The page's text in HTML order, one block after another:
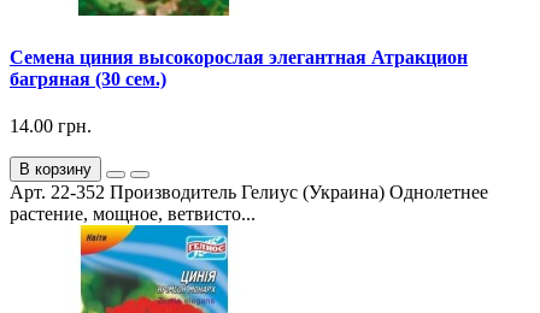
Семена циния высокорослая элегантная Атракцион
багряная (30 сем.)
14.00 грн.
В корзину
Арт. 22-352 Производитель Гелиус (Украина) Однолетнее
растение, мощное, ветвисто...